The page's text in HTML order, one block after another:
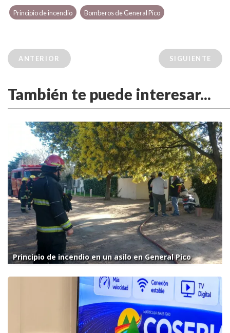
Principio de incendio Bomberos de General Pico
ANTERIOR SIGUIENTE
También te puede interesar...
Principio de incendio en un asilo en General Pico